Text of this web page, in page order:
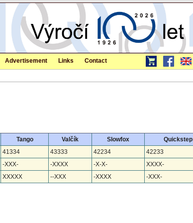
Advertisement Links Contact
Tango Valčík Slowfox
Quickstep
41334 43333 42234
42233
-XXX- -XXXX -X-X-
XXXX-
XXXXX --XXX -XXXX
-XXX-